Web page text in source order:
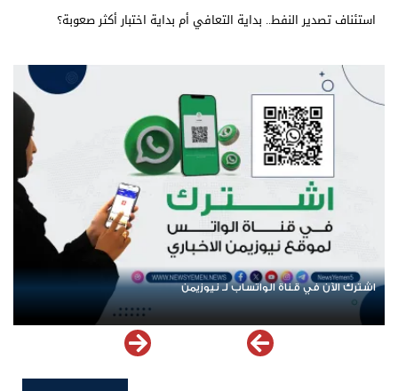
استئناف تصدير النفط.. بداية التعافي أم بداية اختبار أكثر صعوبة؟
اشترك الآن في قناة الواتساب لـ نيوزيمن